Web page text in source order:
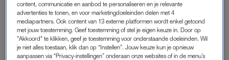
Italiaklaagde Thomas Ceccon eerder al over de
omstandigheden: “In het dorp is geen airconditioning, het is
warm, het eten is slecht.”
“Veel atleten verhuizen hierdoor”, voegt Ceccon toe. “Het is
content, communicatie en aanbod te personaliseren en je relevante
advertenties te tonen, en voor marketingdoeleinden delen met 4
mediapartners. Ook content van 13 externe platformen wordt enkel getoond
met jouw toestemming. Geef toestemming of stel je eigen keuze in. Door op
"Akkoord" te klikken, geef je toestemming voor onderstaande doeleinden. Wil
je niet alles toestaan, klik dan op “Instellen”. Jouw keuze kun je opnieuw
aanpassen via “Privacy-instellingen” onderaan onze websites of in de menu’s